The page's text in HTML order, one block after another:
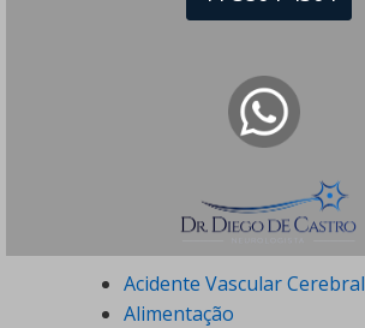
Especialidades
Acidente Vascular Cerebral
Alimentação